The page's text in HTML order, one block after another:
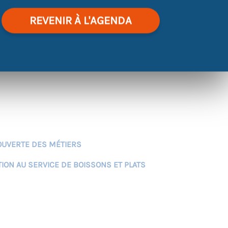
REVENIR À L'AGENDA
RESTAURANT ET DE VIVRE UNE
portes pour une action de découverte
DES MÉTIERS
AU SERVICE DE BOISSONS ET PLATS